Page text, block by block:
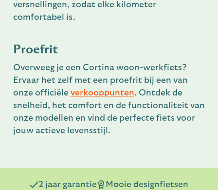
versnellingen, zodat elke kilometer
comfortabel is.
Proefrit
Overweeg je een Cortina woon-werkfiets?
Ervaar het zelf met een proefrit bij een van
onze officiële verkooppunten. Ontdek de
snelheid, het comfort en de functionaliteit van
onze modellen en vind de perfecte fiets voor
jouw actieve levensstijl.
2 jaar garantie
Mooie designfietsen